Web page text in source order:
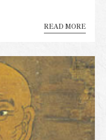
READ MORE